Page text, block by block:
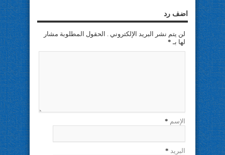
اضف رد
لن يتم نشر البريد الإلكتروني . الحقول المطلوبة مشار
لها بـ *
الإسم *
البريد *